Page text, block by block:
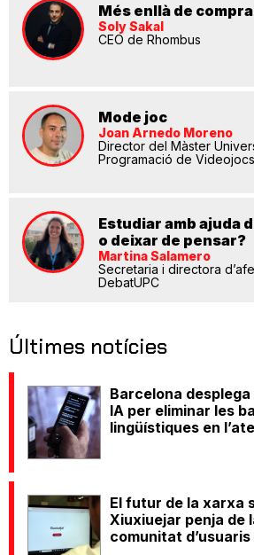
Més enllà de
Soly Sakal
CEO de Rhombus
Mode joc
Joan Arnedo Moreno
Director del Màster
Programació de
Estudiar amb ajuda
o deixar de pensar?
Martina Salamero
Secretaria i directora
DebatUPC
Últimes notícies
Barcelona
IA per eliminar les
lingüístiques en
El futur de la xarxa
Xiuxiuejar penja de
comunitat d’usuaris